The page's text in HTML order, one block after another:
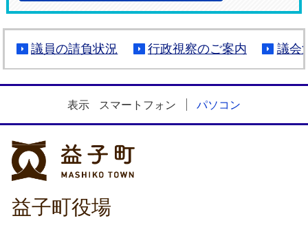
議員の請負状況 行政視察のご案内 議会
表示 スマートフォン パソコン
益子町役場